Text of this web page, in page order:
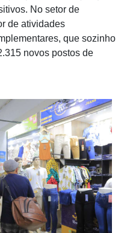
No setor de
de atividades
que sozinho
novos postos de